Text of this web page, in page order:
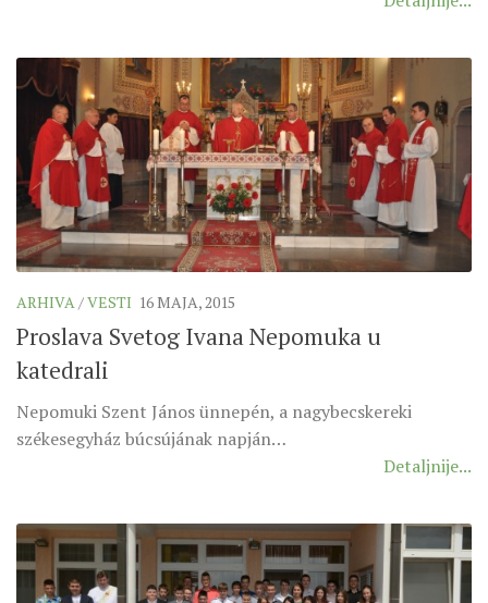
ARHIVA /VESTI 16 MAJA, 2015
Proslava Svetog Ivana Nepomuka u
katedrali
Nepomuki Szent János ünnepén, a nagybecskereki
székesegyház búcsújának napján…
Detaljnije...